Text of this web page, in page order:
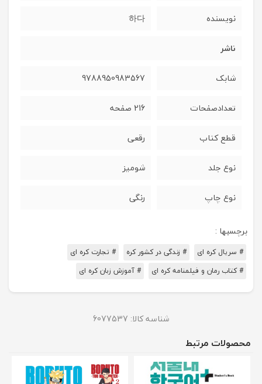
نویسنده 하다
ناشر
شابک 9788950983567
تعدادصفحات 216 صفحه
قطع کتاب رقعی
نوع جلد شومیز
نوع چاپ رنگی
برچسبها :
# سریال کره ای # زندگی در کشور کره
# تجارت کره ای
# کتاب رمان و فیلمنامه کره ای
# آموزش زبان کره ای
شناسه کالا: 6077537
محصولات مرتبط